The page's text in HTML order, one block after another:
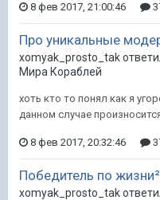
8 фев 2017, 21:00:46
Про уникальные
xomyak_prosto_tak
Мира Кораблей
хоть кто то понял как я
данном случае
8 фев 2017, 20:32:46
Победитель по жизни²
xomyak_prosto_tak